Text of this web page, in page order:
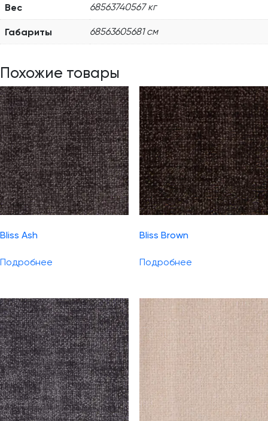
Вес 68563740567 кг
Габариты 68563605681 см
Похожие товары
Bliss Ash
Подробнее
Bliss Brown
Подробнее